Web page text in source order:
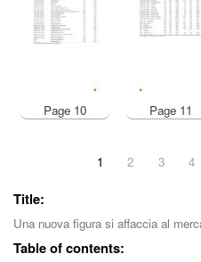
Page 10 Page 11
1 2 3 4
Title:
Una nuova figura si affaccia al
Table of contents: